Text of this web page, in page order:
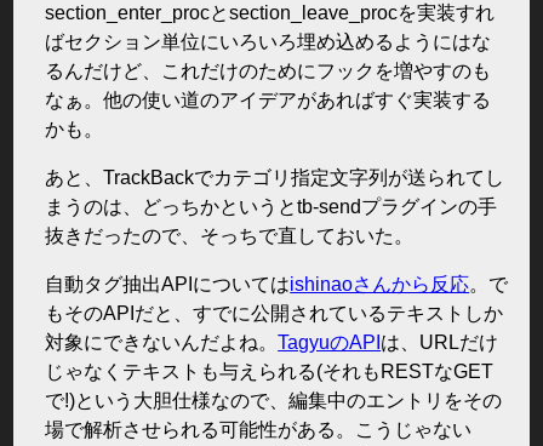
section_enter_procとsection_leave_procを実装すれ
ばセクション単位にいろいろ埋め込めるようにはな
るんだけど、これだけのためにフックを増やすのも
なぁ。他の使い道のアイデアがあればすぐ実装する
かも。
あと、TrackBackでカテゴリ指定文字列が送られてし
まうのは、どっちかというとtb-sendプラグインの手
抜きだったので、そっちで直しておいた。
自動タグ抽出APIについてはishinaoさんから反応。で
もそのAPIだと、すでに公開されているテキストしか
対象にできないんだよね。TagyuのAPI は、URLだけ
じゃなくテキストも与えられる(それもRESTなGET
で!)という大胆仕様なので、編集中のエントリをその
場で解析させられる可能性がある。こうじゃない